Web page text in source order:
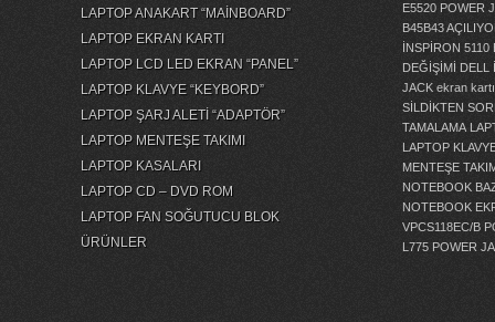
LAPTOP ANAKART “MAİNBOARD”
LAPTOP EKRAN KARTI
LAPTOP LCD LED EKRAN “PANEL”
LAPTOP KLAVYE “KEYBORD”
LAPTOP ŞARJ ALETİ “ADAPTÖR”
LAPTOP MENTEŞE TAKIMI
LAPTOP KASALARI
LAPTOP CD – DVD ROM
LAPTOP FAN SOĞUTUCU BLOK
ÜRÜNLER
E5520 POWER
B45B43
İNSPİRON
DEĞİŞİMİ
DELL
JACK ekran
SİLDİKTEN
TAMALAMA
LAPTOP
MENTEŞE
NOTEBOOK
NOTEBOOK
VPCS118EC/B
L775 POWER